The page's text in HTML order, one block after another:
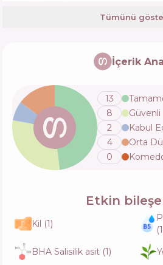
Round Lab 1025
İçerik
Aktifler
Fonksiyonlar
Sane Kaolin 5% + AHA
Cleansing Face Mask
Tümünü
İçerik
13
8
Güvenli
2
Kabul
4
Orta
0
Etkin
Kil (1)
(1
BHA Salisilik asit (1)